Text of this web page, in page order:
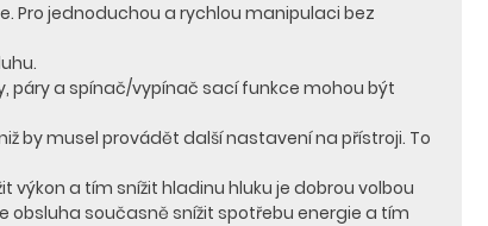
Pro jednoduchou a rychlou manipulaci bez
páry a spínač/vypínač sací funkce mohou být
by musel provádět další nastavení na přístroji. To
výkon a tím snížit hladinu hluku je dobrou volbou
obsluha současně snížit spotřebu energie a tím